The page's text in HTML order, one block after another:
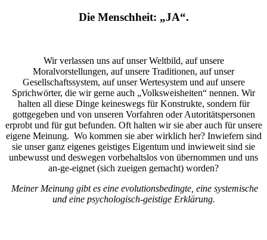
Die Menschheit: „JA“.
Wir verlassen uns auf unser Weltbild, auf unsere
Moralvorstellungen, auf unsere Traditionen, auf unser
Gesellschaftssystem, auf unser Wertesystem und auf unsere
Sprichwörter, die wir gerne auch „Volksweisheiten“ nennen. Wir
halten all diese Dinge keineswegs für Konstrukte, sondern für
gottgegeben und von unseren Vorfahren oder Autoritätspersonen
erprobt und für gut befunden. Oft halten wir sie aber auch für unsere
eigene Meinung. Wo kommen sie aber wirklich her? Inwiefern sind
sie unser ganz eigenes geistiges Eigentum und inwieweit sind sie
unbewusst und deswegen vorbehaltslos von übernommen und uns
an-ge-eignet (sich zueigen gemacht) worden?
Meiner Meinung gibt es eine evolutionsbedingte, eine systemische
und eine psychologisch-geistige Erklärung.